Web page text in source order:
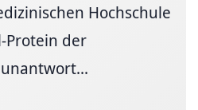
Hochschule
Protein der